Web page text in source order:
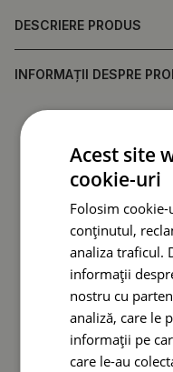
DESCRIERE PRODUS
INFORMAȚII DESPRE
• Realizat din sticlă
Oglindă fabricată în
• Garanție de la
• Timp de livrare rapid.
Spatele oglinzii (folie
culoare față de cea
afectează calitatea
de reclamație.
Acest site
cookie-uri
Folosim
conținutul,
analiza traficul.
informații
nostru cu
analiză, care le
informații pe
care le-au